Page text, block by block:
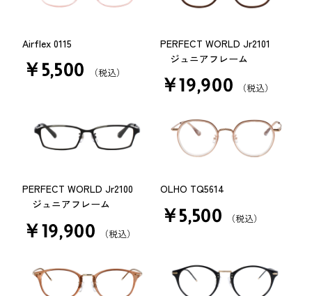
Airflex 0115
￥5,500 （税込）
PERFECT WORLD Jr2101
ジュニアフレーム
￥19,900 （税込）
PERFECT WORLD Jr2100
ジュニアフレーム
￥19,900 （税込）
OLHO TQ5614
￥5,500 （税込）